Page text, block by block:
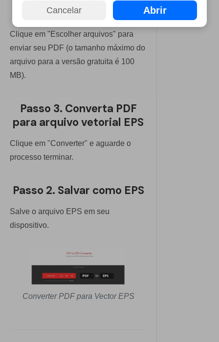
Passo 2. Envie seu PDF
Clique em "Escolher arquivos" para
enviar seu PDF (o tamanho máximo do
arquivo para a versão gratuita é 100
MB).
Passo 3. Converta PDF
para arquivo vetorial EPS
Clique em "Converter" e aguarde o
processo terminar.
Passo 2. Salvar como EPS
Salve o arquivo EPS em seu
dispositivo.
Converter PDF para Vector EPS
Cancelar Abrir